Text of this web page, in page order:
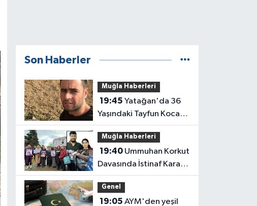
Son Haberler
Muğla Haberleri
19:45
Yaşındaki Tayfun Koca
Hayatını Kaybetti
Muğla Haberleri
19:40Ummuhan Korkut
Davasında İstinaf Kararı:
Aile Dosyayı Yargıtay’a
Taşıdı
Genel
19:05